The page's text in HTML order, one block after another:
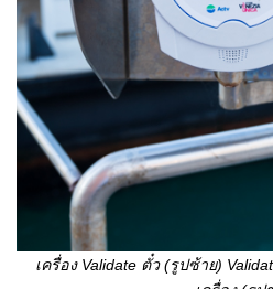
เครื่อง Validate ตั๋ว(รูปซ้าย)